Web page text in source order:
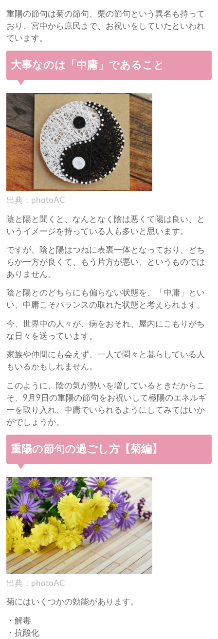
重陽の節句は菊の節句、栗の節句という異名も持って
おり、宮中から庶民まで、お祝いをしていたといわれ
ています。
大事なのは「中庸」であること
出典：photoAC
陰と陽と聞くと、なんとなく陰は悪くて陽は良い、と
いうイメージを持っている人も多いと思います。
ですが、陰と陽はつねに表裏一体となっており、どち
らか一方が良くて、もう片方が悪い、というものでは
ありません。
陰と陽とのどちらにも偏らない状態を、「中庸」とい
い、中庸こそバランスの取れた状態と考えられます。
今、世界中の人々が、病をおそれ、屋内にこもりがち
な日々を送っています。
家族や仲間にも会えず、一人で悶々と暮らしている人
もいるかもしれません。
このように、陰の気が勢いを増しているときだからこ
そ、9月9日の重陽の節句をお祝いして極陽のエネルギ
ーを取り入れ、中庸でいられるようにしてみてはいか
がでしょうか。
重陽の節句の過ごし方【菊編】
出典：photoAC
菊にはいくつかの効能があります。
・解毒
・抗酸化